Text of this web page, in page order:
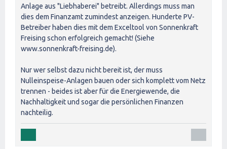
Anlage aus "Liebhaberei" betreibt. Allerdings muss man
dies dem Finanzamt zumindest anzeigen. Hunderte PV-
Betreiber haben dies mit dem Exceltool von Sonnenkraft
Freising schon erfolgreich gemacht! (Siehe
www.sonnenkraft-freising.de).
Nur wer selbst dazu nicht bereit ist, der muss
Nulleinspeise-Anlagen bauen oder sich komplett vom Netz
trennen - beides ist aber für die Energiewende, die
Nachhaltigkeit und sogar die persönlichen Finanzen
nachteilig.